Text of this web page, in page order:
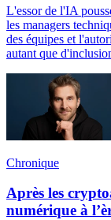
L'essor de l'IA
les managers
des équipes et
autant que
Chronique
Après les
numérique à